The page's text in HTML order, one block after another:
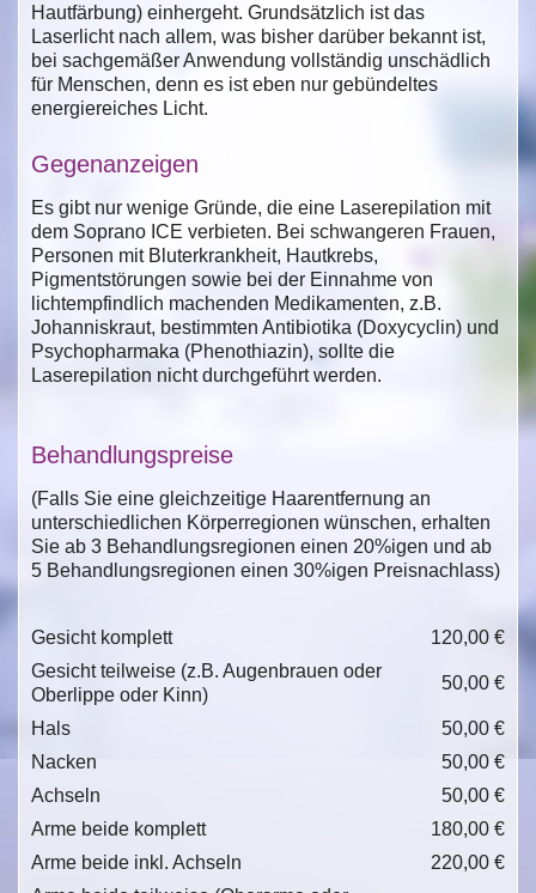
Hautfärbung) einhergeht. Grundsätzlich ist das
Laserlicht nach allem, was bisher darüber bekannt ist,
bei sachgemäßer Anwendung vollständig unschädlich
für Menschen, denn es ist eben nur gebündeltes
energiereiches Licht.
Gegenanzeigen
Es gibt nur wenige Gründe, die eine Laserepilation mit
dem Soprano ICE verbieten. Bei schwangeren Frauen,
Personen mit Bluterkrankheit, Hautkrebs,
Pigmentstörungen sowie bei der Einnahme von
lichtempfindlich machenden Medikamenten, z.B.
Johanniskraut, bestimmten Antibiotika (Doxycyclin) und
Psychopharmaka (Phenothiazin), sollte die
Laserepilation nicht durchgeführt werden.
Behandlungspreise
(Falls Sie eine gleichzeitige Haarentfernung an
unterschiedlichen Körperregionen wünschen, erhalten
Sie ab 3 Behandlungsregionen einen 20%igen und ab
5 Behandlungsregionen einen 30%igen Preisnachlass)
Gesicht komplett
120,00 €
Gesicht teilweise (z.B. Augenbrauen oder
Oberlippe oder Kinn)
50,00 €
Hals
50,00 €
Nacken
50,00 €
Achseln
50,00 €
Arme beide komplett
180,00 €
Arme beide inkl. Achseln
220,00 €